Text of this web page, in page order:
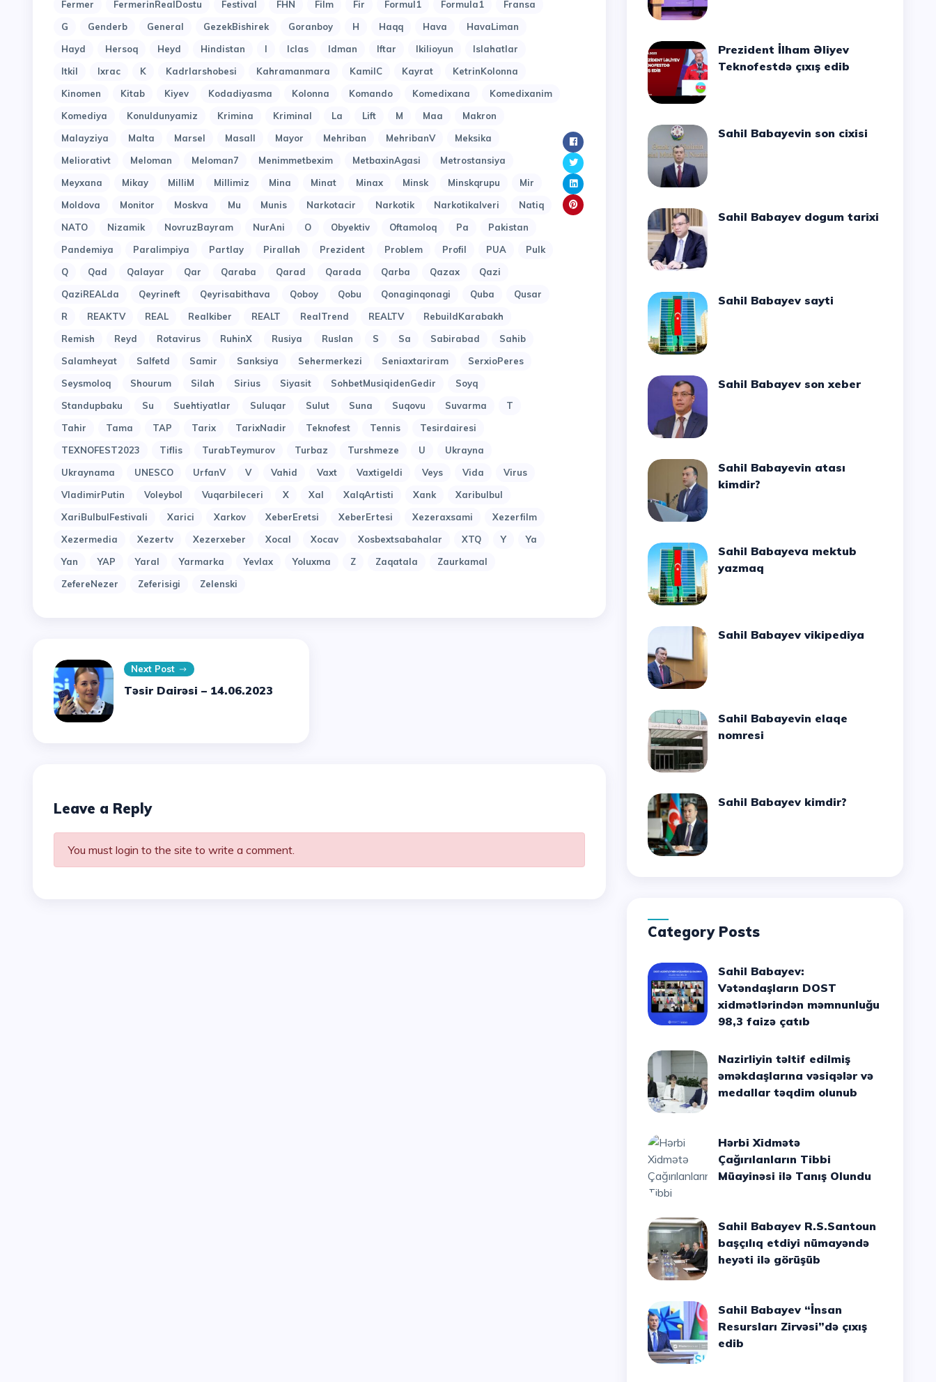
Fermer
FermerinRealDostu Festival FHN Film Fir Formul1 Formula1
Fransa
G
Genderb General GezekBishirek Goranboy H Haqq Hava
HavaLiman
Hayd
Hersoq Heyd Hindistan I Iclas Idman Iftar Ikilioyun
Islahatlar
Itkil
Ixrac K Kadrlarshobesi Kahramanmara KamilC Kayrat
KetrinKolonna
Kinomen
Kitab Kiyev Kodadiyasma Kolonna Komando Komedixana
Komedixanim
Komediya
Konuldunyamiz Krimina Kriminal La Lift M Maa
Makron
Malayziya
Malta Marsel Masall Mayor Mehriban MehribanV
Meksika
Meliorativt
Meloman Meloman7 Menimmetbexim MetbaxinAgasi
Metrostansiya
Meyxana
Mikay MilliM Millimiz Mina Minat Minax Minsk Minskqrupu
Mir
Moldova
Monitor Moskva Mu Munis Narkotacir Narkotik Narkotikalveri
Natiq
NATO
Nizamik NovruzBayram NurAni O Obyektiv Oftamoloq Pa
Pakistan
Pandemiya
Paralimpiya Partlay Pirallah Prezident Problem Profil PUA
Pulk
Q
Qad Qalayar Qar Qaraba Qarad Qarada Qarba Qazax
Qazi
QaziREALda
Qeyrineft Qeyrisabithava Qoboy Qobu Qonaginqonagi Quba
Qusar
R
REAKTV REAL Realkiber REALT RealTrend REALTV
RebuildKarabakh
Remish
Reyd Rotavirus RuhinX Rusiya Ruslan S Sa Sabirabad
Sahib
Salamheyat
Salfetd Samir Sanksiya Sehermerkezi Seniaxtariram
SerxioPeres
Seysmoloq
Shourum Silah Sirius Siyasit SohbetMusiqidenGedir
Soyq
Standupbaku
Su Suehtiyatlar Suluqar Sulut Suna Suqovu Suvarma
T
Tahir
Tama TAP Tarix TarixNadir Teknofest Tennis
Tesirdairesi
TEXNOFEST2023
Tiflis TurabTeymurov Turbaz Turshmeze U
Ukrayna
Ukraynama
UNESCO UrfanV V Vahid Vaxt Vaxtigeldi Veys Vida
Virus
VladimirPutin
Voleybol Vuqarbileceri X Xal XalqArtisti Xank
Xaribulbul
XariBulbulFestivali
Xarici Xarkov XeberEretsi XeberErtesi Xezeraxsami
Xezerfilm
Xezermedia
Xezertv Xezerxeber Xocal Xocav Xosbextsabahalar XTQ Y
Ya
Yan
YAP Yaral Yarmarka Yevlax Yoluxma Z Zaqatala
Zaurkamal
ZefereNezer
Zeferisigi Zelenski
Next Post
Təsir Dairəsi – 14.06.2023
Leave a Reply
You must login to the site to write a comment.
Prezident İlham Əliyev
Teknofestdə çıxış edib
Sahil Babayevin son cixisi
Sahil Babayev dogum tarixi
Sahil Babayev sayti
Sahil Babayev son xeber
Sahil Babayevin atası
kimdir?
Sahil Babayeva mektub
yazmaq
Sahil Babayev vikipediya
Sahil Babayevin elaqe
nomresi
Sahil Babayev kimdir?
Category Posts
Sahil Babayev:
Vətəndaşların DOST
xidmətlərindən məmnunluğu
98,3 faizə çatıb
Nazirliyin təltif edilmiş
əməkdaşlarına vəsiqələr və
medallar təqdim olunub
Hərbi Xidmətə
Çağırılanların Tibbi
Müayinəsi ilə Tanış Olundu
Sahil Babayev R.S.Santoun
başçılıq etdiyi nümayəndə
heyəti ilə görüşüb
Sahil Babayev “İnsan
Resursları Zirvəsi”də çıxış
edib